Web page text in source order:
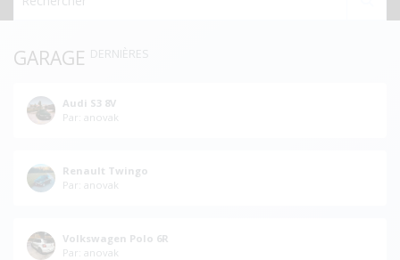
GARAGE DERNIÈRES
Audi S3 8V
Par: anovak
Renault Twingo
Par: anovak
Volkswagen Polo 6R
Par: anovak